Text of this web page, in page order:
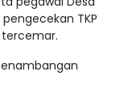
TKP